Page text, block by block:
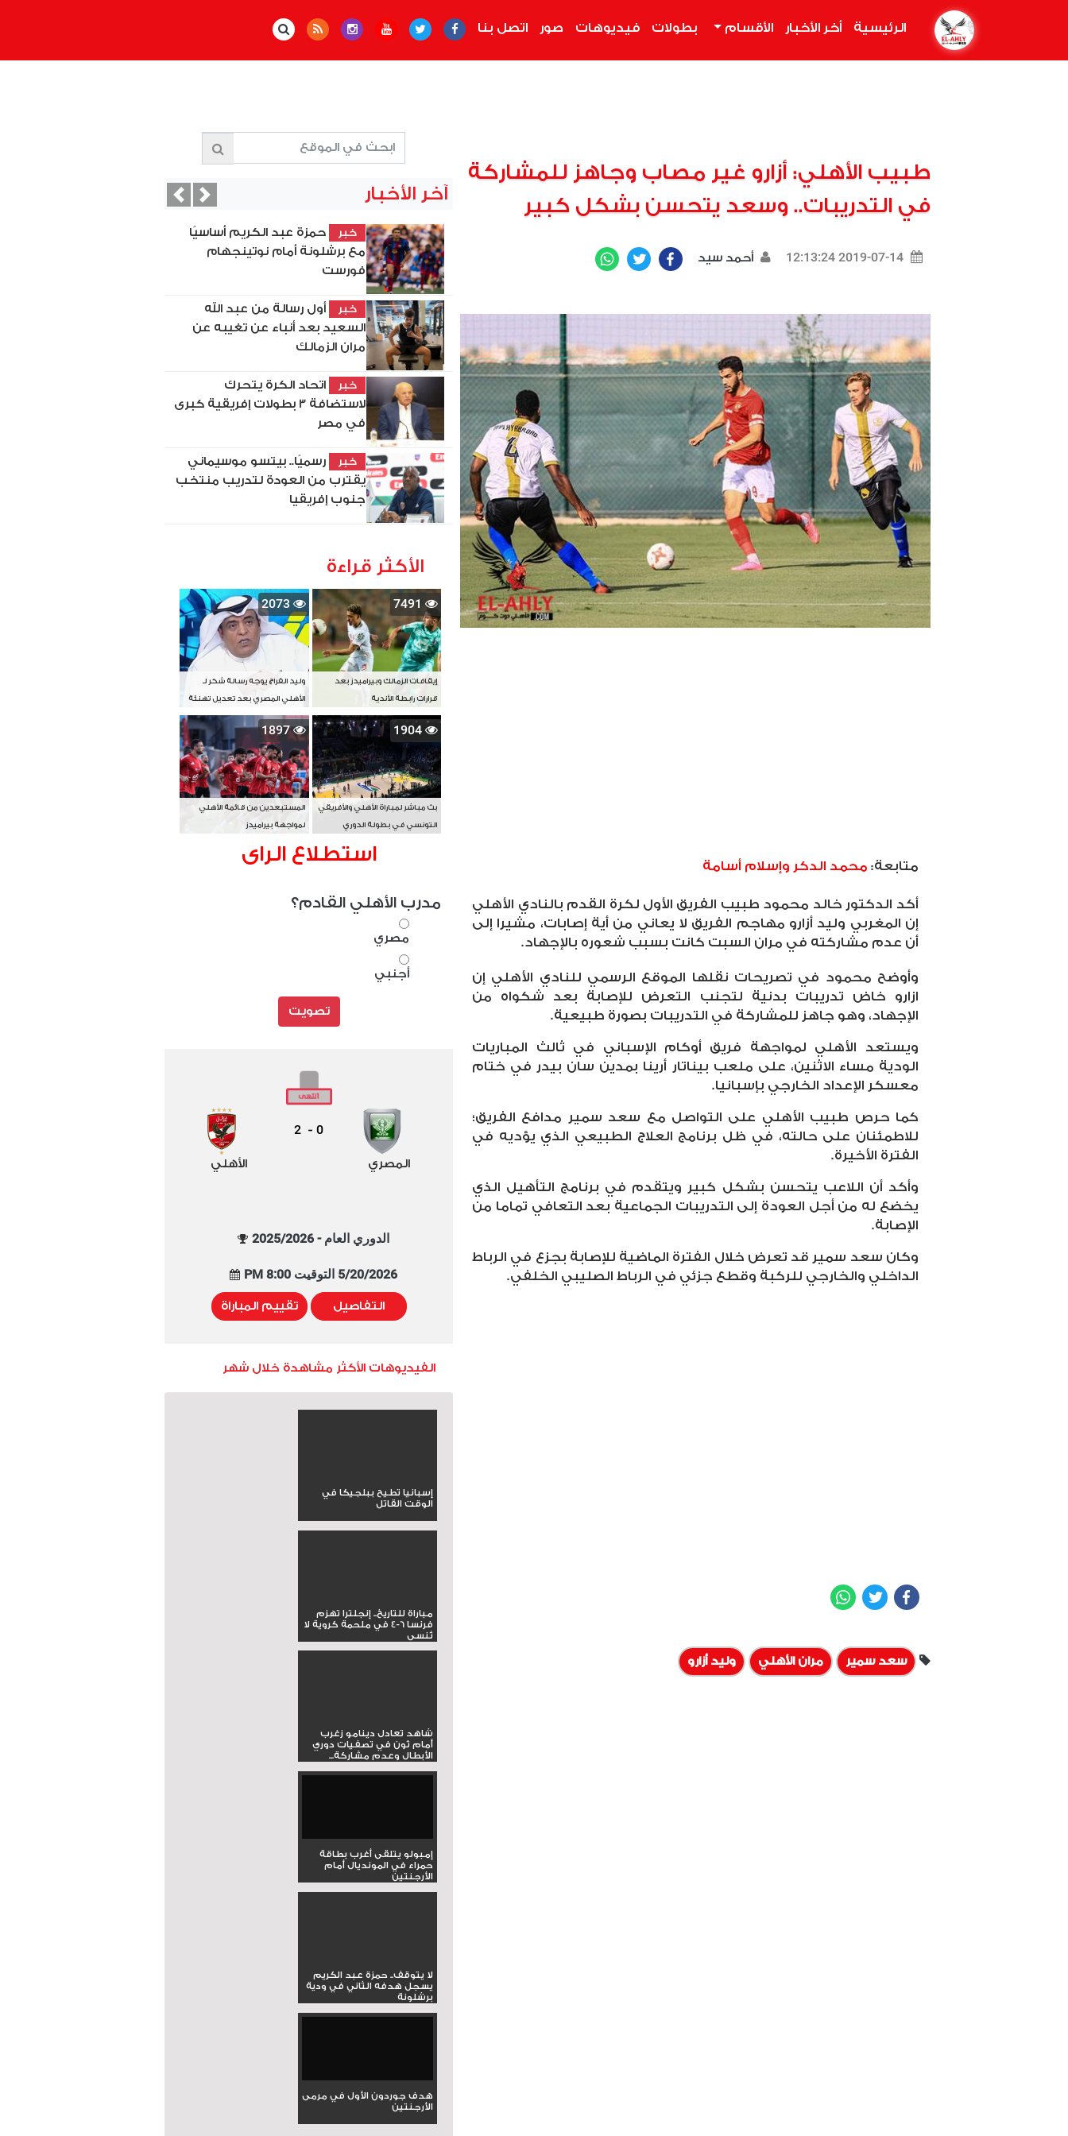
الرئيسية أخر الأخبار الأقسام بطولات فيديوهات صور اتصل بنا
طبيب الأهلي: أزارو غير مصاب وجاهز للمشاركة
في التدريبات.. وسعد يتحسن بشكل كبير
2019-07-14 12:13:24 أحمد سيد Facebook
Twitter
متابعة: محمد الدكر وإسلام أسامة
أكد الدكتور خالد محمود طبيب الفريق الأول لكرة القدم بالنادي الأهلي
إن المغربي وليد أزارو مهاجم الفريق لا يعاني من أية إصابات، مشيرا إلى
أن عدم مشاركته في مران السبت كانت بسبب شعوره بالإجهاد.
وأوضح محمود في تصريحات نقلها الموقع الرسمي للنادي الأهلي إن
ازارو خاض تدريبات بدنية لتجنب التعرض للإصابة بعد شكواه من
الإجهاد، وهو جاهز للمشاركة في التدريبات بصورة طبيعية.
ويستعد الأهلي لمواجهة فريق أوكام الإسباني في ثالث المباريات
الودية مساء الاثنين، على ملعب بيناتار أرينا بمدين سان بيدر في ختام
معسكر الإعداد الخارجي بإسبانيا.
كما حرص طبيب الأهلي على التواصل مع سعد سمير مدافع الفريق؛
للاطمئنان على حالته، في ظل برنامج العلاج الطبيعي الذي يؤديه في
الفترة الأخيرة.
وأكد أن اللاعب يتحسن بشكل كبير ويتقدم في برنامج التأهيل الذي
يخضع له من أجل العودة إلى التدريبات الجماعية بعد التعافي تماما من
الإصابة.
وكان سعد سمير قد تعرض خلال الفترة الماضية للإصابة بجزع في الرباط
الداخلي والخارجي للركبة وقطع جزئي في الرباط الصليبي الخلفي.
Facebook
Twitter
سعد سمير مران الأهلي وليد أزارو
آخر الأخبار
خبر
حمزة عبد الكريم أساسيًا
مع برشلونة أمام نوتينجهام
فورست
خبر
أول رسالة من عبد الله
السعيد بعد أنباء عن تغيبه عن
مران الزمالك
خبر
اتحاد الكرة يتحرك
لاستضافة 3 بطولات إفريقية كبرى
في مصر
خبر
رسميًا.. بيتسو موسيماني
يقترب من العودة لتدريب منتخب
جنوب إفريقيا
PreviousNext
الأكثر قراءة
7491
إيقافات الزمالك وبيراميدز بعد
قرارات رابطة الأندية
2073
وليد الفراج يوجه رسالة شكر لـ
الأهلي المصري بعد تعديل تهنئة
بطل آسيا
1904
بث مباشر لمباراة الأهلي والأفريقي
التونسي في بطولة الدوري
1897
المستبعدين من قائمة الأهلي
لمواجهة بيراميدز
استطلاع الراى
مدرب الأهلي القادم؟
مصري
أجنبي
تصويت
المصري
0
-
2
الأهلي
الدوري العام - 2025/2026
5/20/2026 التوقيت 8:00 PM
التفاصيل تقييم المباراة
الفيديوهات الأكثر مشاهدة خلال شهر
إسبانيا تطيح ببلجيكا في
الوقت القاتل
مباراة للتاريخ.. إنجلترا تهزم
فرنسا 6-4 في ملحمة كروية لا
تُنسى
شاهد تعادل دينامو زغرب
أمام ثون في تصفيات دوري
الأبطال وعدم مشاركة...
إمبولو يتلقى أغرب بطاقة
حمراء في المونديال أمام
الأرجنتين
لا يتوقف.. حمزة عبد الكريم
يسجل هدفه الثاني في ودية
برشلونة
هدف جوردون الأول في مرمى
الأرجنتين